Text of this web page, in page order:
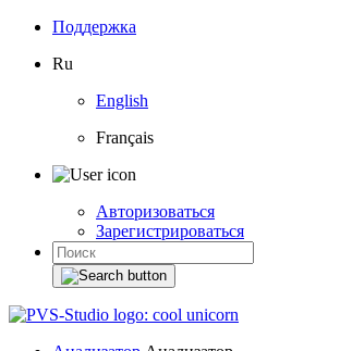
Поддержка
Ru
English
Français
Авторизоваться
Зарегистрироваться